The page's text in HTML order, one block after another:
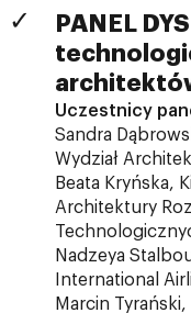
PANEL
Uczestnicy
Sandra
Wydział
Beata Kryńska,
Architektury
Nadzeya
International
Marcin